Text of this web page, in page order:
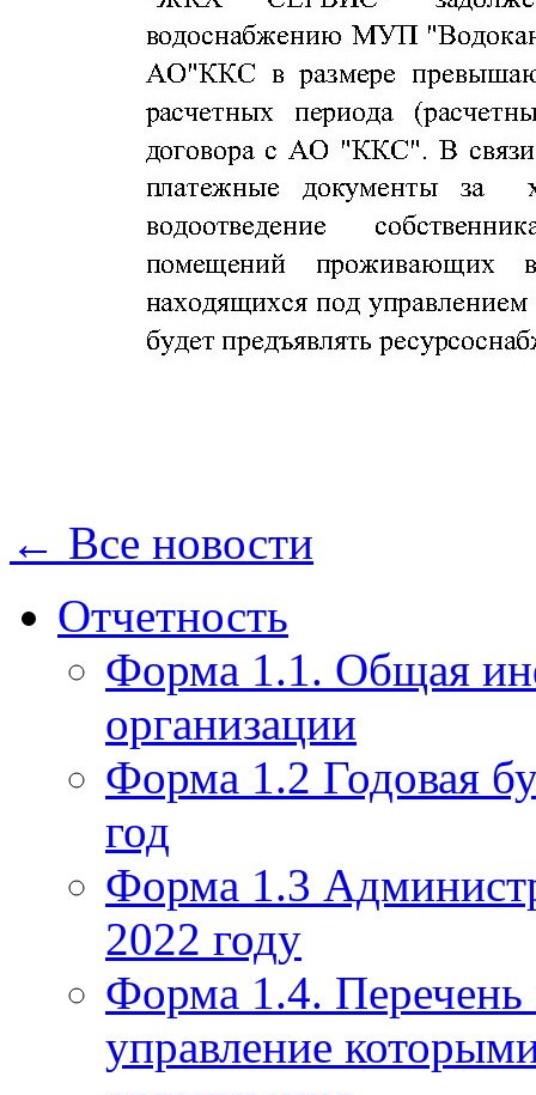
← Все новости
Отчетность
Форма 1.1. Общая
организации
Форма 1.2 Годовая
год
Форма 1.3
2022 году
Форма 1.4.
управление